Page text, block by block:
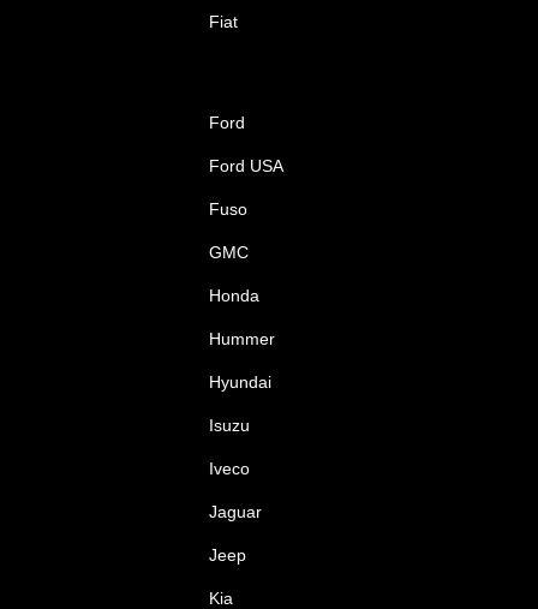
Fiat
Ford
Ford USA
Fuso
GMC
Honda
Hummer
Hyundai
Isuzu
Iveco
Jaguar
Jeep
Kia